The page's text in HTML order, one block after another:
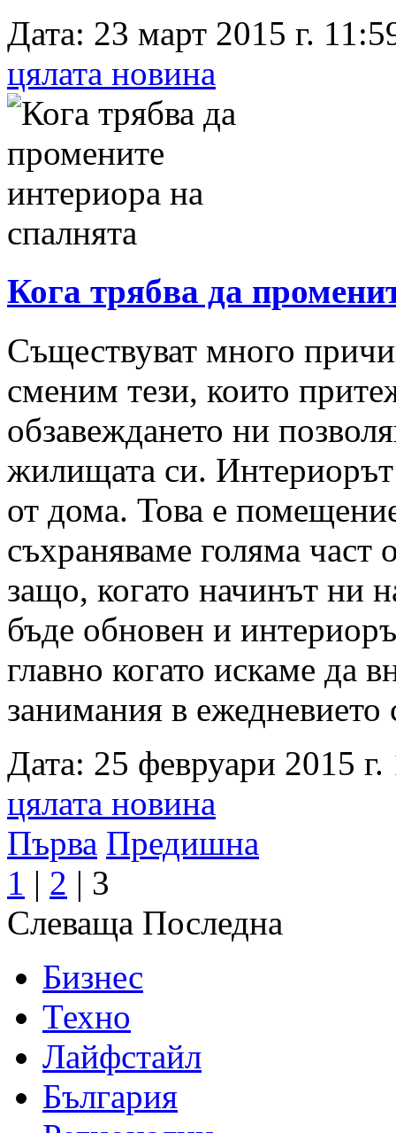
Дата: 23 март 2015 г.
цялата новина
Кога трябва да
Съществуват много
сменим тези, които
обзавеждането ни
жилищата си. Интериорът
от дома. Това е
съхраняваме голяма част
защо, когато начинът ни
бъде обновен и
главно когато искаме да
занимания в
Дата: 25 февруари 2015
цялата новина
Първа Предишна
1 | 2 | 3
Слеваща Последна
Бизнес
Техно
Лайфстайл
България